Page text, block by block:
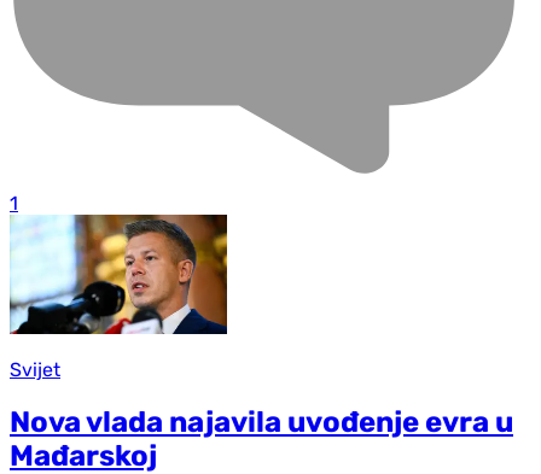
1
Svijet
Nova vlada najavila uvođenje evra u
Mađarskoj